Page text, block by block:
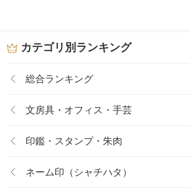
カテゴリ別ランキング
総合ランキング
文房具・オフィス・手芸
印鑑・スタンプ・朱肉
ネーム印（シャチハタ）